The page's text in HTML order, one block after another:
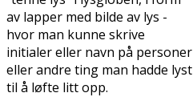
av lapper med bilde av lys -
hvor man kunne skrive
initialer eller navn på personer
eller andre ting man hadde lyst
til å løfte litt opp.